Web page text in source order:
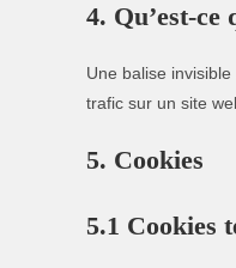
4. Qu’est-ce
Une balise
trafic sur un site
5. Cookies
5.1 Cookies